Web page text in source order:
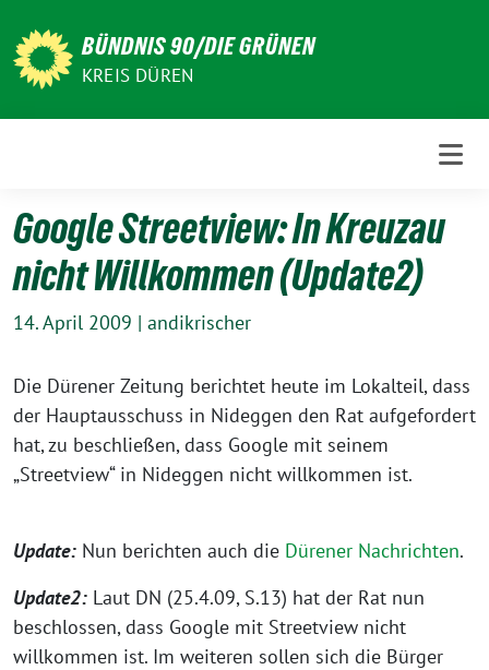
zum
Inhalt
BÜNDNIS 90/DIE GRÜNEN
KREIS DÜREN
Google Streetview: In Kreuzau
nicht Willkommen (Update2)
14. April 2009 | andikrischer
Die Dürener Zeitung berichtet heute im Lokalteil, dass
der Hauptausschuss in Nideggen den Rat aufgefordert
hat, zu beschließen, dass Google mit seinem
„Streetview“ in Nideggen nicht willkommen ist.
Update: Nun berichten auch die Dürener Nachrichten.
Update2: Laut DN (25.4.09, S.13) hat der Rat nun
beschlossen, dass Google mit Streetview nicht
willkommen ist. Im weiteren sollen sich die Bürger